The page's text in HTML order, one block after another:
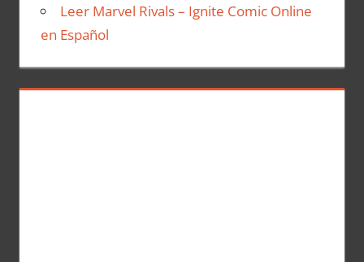
Leer Marvel Rivals – Ignite Comic Online
en Español